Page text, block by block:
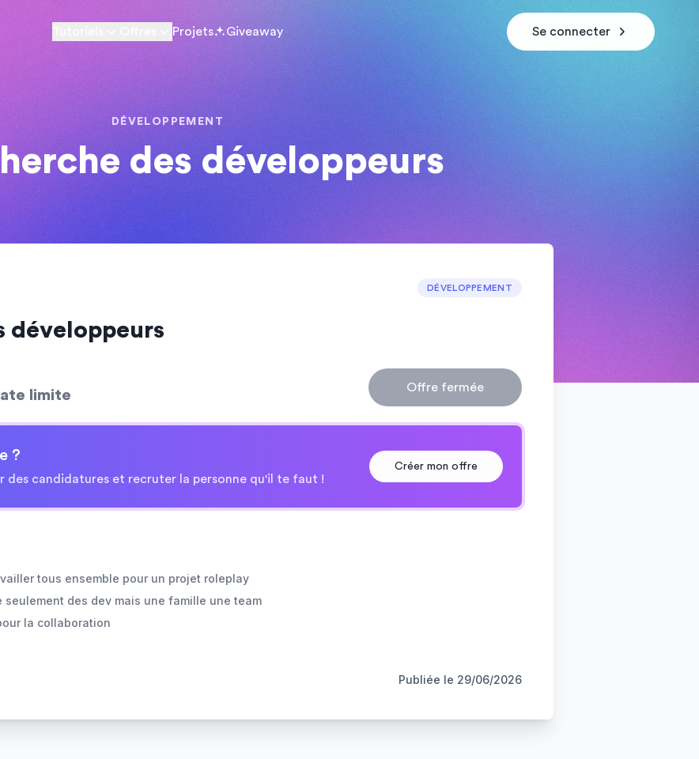
Projets Giveaway Se connecter
DÉVELOPPEMENT
des développeurs
DÉVELOPPEMENT
développeurs
limite Offre fermée
?
des candidatures et recruter la personne qu'il te faut !
Créer mon offre
tous ensemble pour un projet roleplay
des dev mais une famille une team
la collaboration
Publiée le 29/06/2026